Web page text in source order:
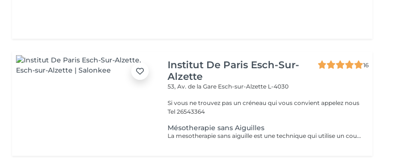
Institut De Paris Esch-Sur-
Alzette
16
53, Av. de la Gare Esch-sur-Alzette L-4030
Si vous ne trouvez pas un créneau qui vous convient appelez nous
Tel 26543364
Mésotherapie sans Aiguilles
La mesotherapie sans aiguille est une technique qui utilise un courant galvanique afin d'ouvrir les pores de la peau et y faire pénétrer le sérum plus en profondeur sans laisser de marques ou d'irritations